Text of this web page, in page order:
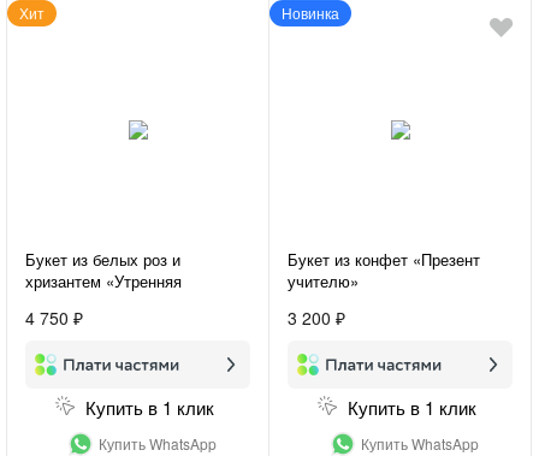
Хит
Букет из белых роз и
хризантем «Утренняя
4 750 ₽
Купить в 1 клик
Купить WhatsApp
Новинка
Букет из конфет «Презент
учителю»
3 200 ₽
Купить в 1 клик
Купить WhatsApp